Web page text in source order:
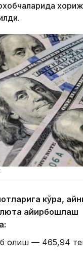
кўра,
айирбошлаш
олиш — 465,94